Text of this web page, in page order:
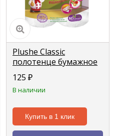
Plushe Classic
полотенце бумажное
2 рулона 2 слоя 12м
*22см
125 ₽
В наличии
Купить в 1 клик